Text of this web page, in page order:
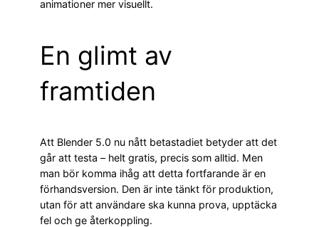
animationer mer visuellt.
En glimt av
framtiden
Att Blender 5.0 nu nått betastadiet betyder att det
går att testa – helt gratis, precis som alltid. Men
man bör komma ihåg att detta fortfarande är en
förhandsversion. Den är inte tänkt för produktion,
utan för att användare ska kunna prova, upptäcka
fel och ge återkoppling.